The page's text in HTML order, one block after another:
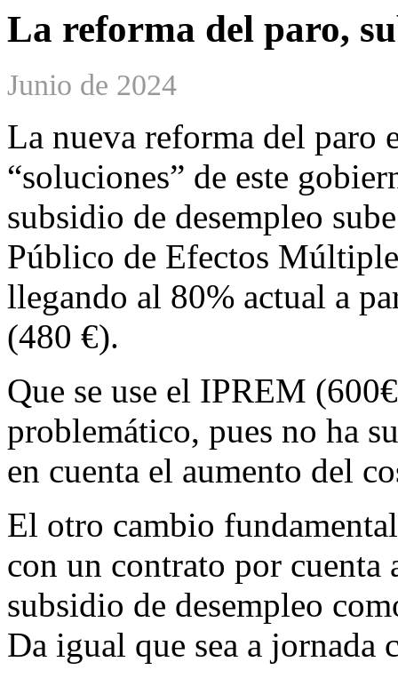
La reforma del paro,
Junio de 2024
La nueva reforma del paro
“soluciones” de este
subsidio de desempleo
Público de Efectos
llegando al 80% actual a
(480 €).
Que se use el IPREM
problemático, pues no ha
en cuenta el aumento del
El otro cambio
con un contrato por cuenta
subsidio de desempleo
Da igual que sea a jornada